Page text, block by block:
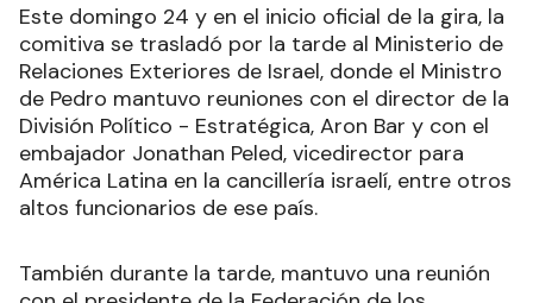
Este domingo 24 y en el inicio oficial de la gira, la
comitiva se trasladó por la tarde al Ministerio de
Relaciones Exteriores de Israel, donde el Ministro
de Pedro mantuvo reuniones con el director de la
División Político - Estratégica, Aron Bar y con el
embajador Jonathan Peled, vicedirector para
América Latina en la cancillería israelí, entre otros
altos funcionarios de ese país.
También durante la tarde, mantuvo una reunión